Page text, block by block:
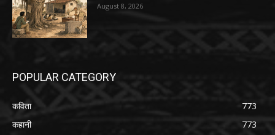
August 8, 2026
POPULAR CATEGORY
कविता
773
कहानी
773